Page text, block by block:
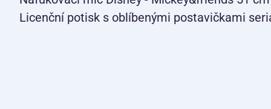
Licenční potisk s oblíbenými postavičkami